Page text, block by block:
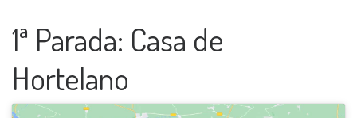
1ª Parada: Casa de
Hortelano